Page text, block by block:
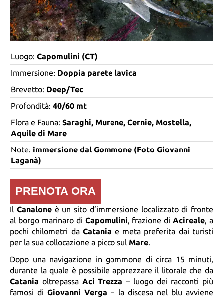
Luogo: Capomulini (CT)
Immersione: Doppia parete lavica
Brevetto: Deep/Tec
Profondità: 40/60 mt
Flora e Fauna: Saraghi, Murene, Cernie, Mostella,
Aquile di Mare
Note: immersione dal Gommone (Foto Giovanni
Laganà)
PRENOTA ORA
Il Canaloneè un sito d’immersione localizzato di fronte
al borgo marinaro di Capomulini, frazione diAcireale, a
pochi chilometri daCatania e meta preferita dai turisti
per la sua collocazione a picco sul Mare.
Dopo una navigazione in gommone di circa 15 minuti,
durante la quale è possibile apprezzare il litorale che da
Catania oltrepassa Aci Trezza – luogo dei racconti più
famosi diGiovanni Verga – la discesa nel blu avviene